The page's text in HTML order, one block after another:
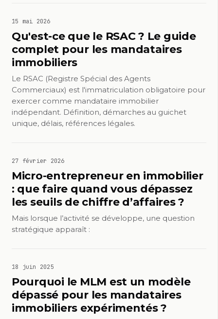
15 mai 2026
Qu'est-ce que le RSAC ? Le guide
complet pour les mandataires
immobiliers
Le RSAC (Registre Spécial des Agents
Commerciaux) est l'immatriculation obligatoire pour
exercer comme mandataire immobilier
indépendant. Définition, démarches au guichet
unique, délais, références légales.
27 février 2026
Micro-entrepreneur en immobilier
: que faire quand vous dépassez
les seuils de chiffre d’affaires ?
Mais lorsque l’activité se développe, une question
stratégique apparaît :
18 juin 2025
Pourquoi le MLM est un modèle
dépassé pour les mandataires
immobiliers expérimentés ?